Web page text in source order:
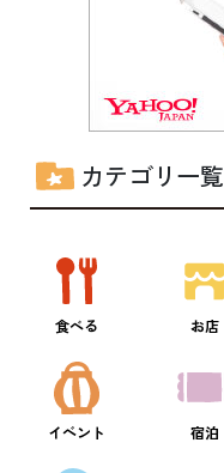
カテゴリ一覧
食べる お店
イベント 宿泊